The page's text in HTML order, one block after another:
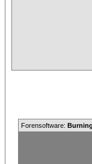
Forensoftware: